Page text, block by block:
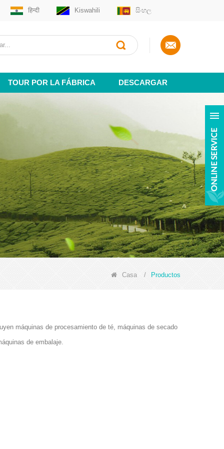
हिन्दी Kiswahili සිංහල
TOUR POR LA FÁBRICA DESCARGAR
Casa / Productos
máquinas de procesamiento de té, máquinas de secado
de embalaje.